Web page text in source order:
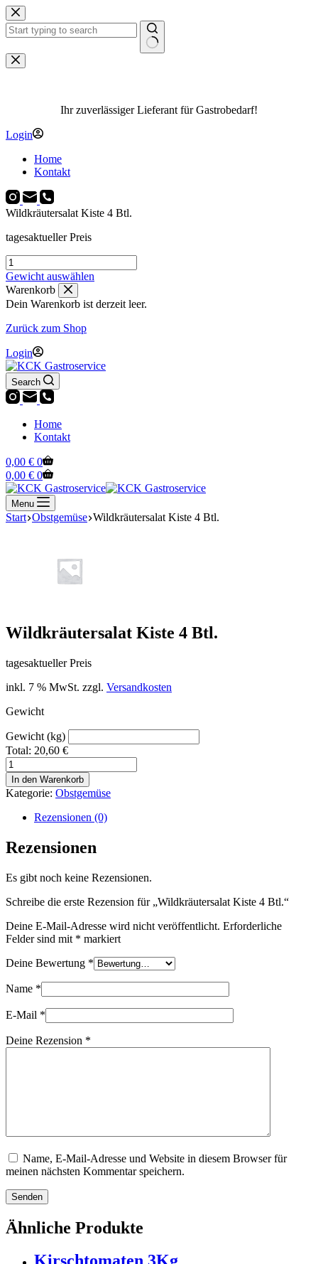
Zum
Inhalt
springen
Keine
Ergebnisse
Ihr zuverlässiger Lieferant für Gastrobedarf!
Login
Home
Kontakt
Wildkräutersalat Kiste 4 Btl.
tagesaktueller Preis
Wildkräutersalat
Kiste
4
Btl.
Menge
Gewicht auswählen
Warenkorb
Dein Warenkorb ist derzeit leer.
Zurück zum Shop
Login
Search
Home
Kontakt
Warenkorb
0,00 € 0
Warenkorb
0,00 € 0
Menu
Start Obstgemüse Wildkräutersalat Kiste 4 Btl.
Wildkräutersalat Kiste 4 Btl.
tagesaktueller Preis
inkl. 7 % MwSt. zzgl. Versandkosten
Gewicht
Gewicht (kg)
Total: 20,60 €
Wildkräutersalat
Kiste
4
Btl.
Menge
In den Warenkorb
Kategorie: Obstgemüse
Rezensionen (0)
Rezensionen
Es gibt noch keine Rezensionen.
Schreibe die erste Rezension für „Wildkräutersalat Kiste 4 Btl.“
Deine E-Mail-Adresse wird nicht veröffentlicht. Erforderliche
Felder sind mit * markiert
Deine Bewertung *
Name *
E-Mail *
Deine Rezension *
Name, E-Mail-Adresse und Website in diesem Browser für
meinen nächsten Kommentar speichern.
Senden
Ähnliche Produkte